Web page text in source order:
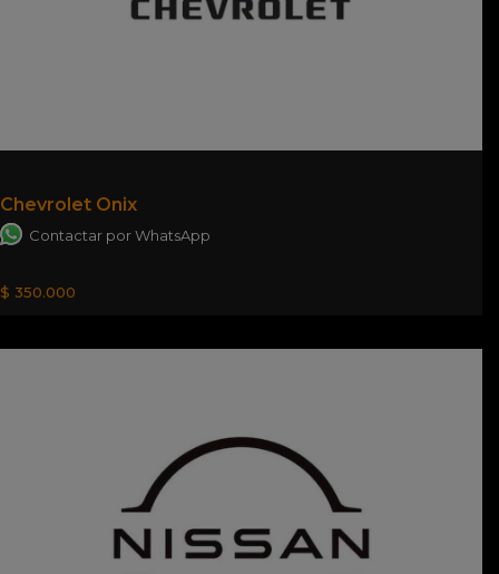
Chevrolet Onix
Contactar por WhatsApp
$ 350.000